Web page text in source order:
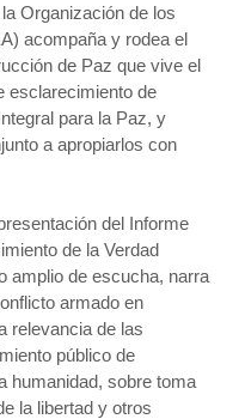
Organización de los
acompaña y rodea el
de Paz que vive el
esclarecimiento de
para la Paz, y
a apropiarlos con
del Informe
de la Verdad
amplio de escucha, narra
armado en
relevancia de las
público de
humanidad, sobre toma
la libertad y otros